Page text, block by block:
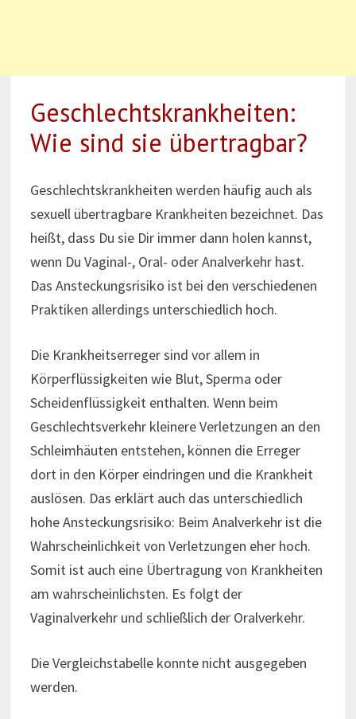
Geschlechtskrankheiten:
Wie sind sie übertragbar?
Geschlechtskrankheiten werden häufig auch als
sexuell übertragbare Krankheiten bezeichnet. Das
heißt, dass Du sie Dir immer dann holen kannst,
wenn Du Vaginal-, Oral- oder Analverkehr hast.
Das Ansteckungsrisiko ist bei den verschiedenen
Praktiken allerdings unterschiedlich hoch.
Die Krankheitserreger sind vor allem in
Körperflüssigkeiten wie Blut, Sperma oder
Scheidenflüssigkeit enthalten. Wenn beim
Geschlechtsverkehr kleinere Verletzungen an den
Schleimhäuten entstehen, können die Erreger
dort in den Körper eindringen und die Krankheit
auslösen. Das erklärt auch das unterschiedlich
hohe Ansteckungsrisiko: Beim Analverkehr ist die
Wahrscheinlichkeit von Verletzungen eher hoch.
Somit ist auch eine Übertragung von Krankheiten
am wahrscheinlichsten. Es folgt der
Vaginalverkehr und schließlich der Oralverkehr.
Die Vergleichstabelle konnte nicht ausgegeben
werden.